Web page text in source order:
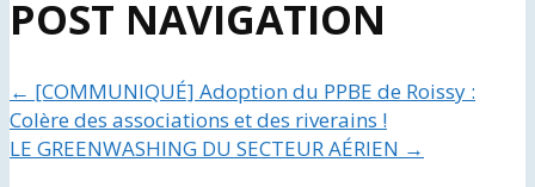
POST NAVIGATION
← [COMMUNIQUÉ] Adoption du PPBE de Roissy :
Colère des associations et des riverains !
LE GREENWASHING DU SECTEUR AÉRIEN →